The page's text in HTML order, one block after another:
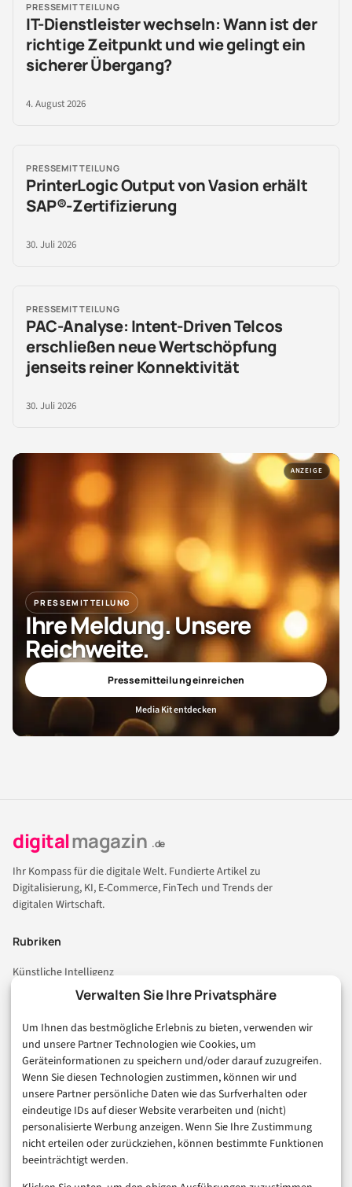
Verwalten Sie Ihre Privatsphäre
Um Ihnen das bestmögliche Erlebnis zu bieten, verwenden wir
und unsere Partner Technologien wie Cookies, um
Geräteinformationen zu speichern und/oder darauf zuzugreifen.
Wenn Sie diesen Technologien zustimmen, können wir und
unsere Partner persönliche Daten wie das Surfverhalten oder
eindeutige IDs auf dieser Website verarbeiten und (nicht)
personalisierte Werbung anzeigen. Wenn Sie Ihre Zustimmung
nicht erteilen oder zurückziehen, können bestimmte Funktionen
beeinträchtigt werden.
PRESSEMITTEILUNG
IT-Dienstleister wechseln: Wann ist der
richtige Zeitpunkt und wie gelingt ein
sicherer Übergang?
4. August 2026
PRESSEMITTEILUNG
PrinterLogic Output von Vasion erhält
SAP®-Zertifizierung
30. Juli 2026
PRESSEMITTEILUNG
PAC-Analyse: Intent-Driven Telcos
erschließen neue Wertschöpfung
jenseits reiner Konnektivität
30. Juli 2026
ANZEIGE
PRESSEMITTEILUNG
Ihre Meldung. Unsere
Reichweite.
Pressemitteilung einreichen
Media Kit entdecken
digitalmagazin .de
Ihr Kompass für die digitale Welt. Fundierte Artikel zu
Digitalisierung, KI, E-Commerce, FinTech und Trends der
digitalen Wirtschaft.
Rubriken
Künstliche Intelligenz
Technologie & IT
Consumer & Digital Life
Marketing
Finanzen & FinTech
Business & Karriere
Sicherheit & Recht
Digitalisierung
Marketing